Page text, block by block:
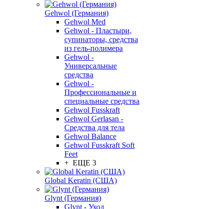
Gehwol (Германия)
Gehwol Med
Gehwol - Пластыри,
супинаторы, средства
из гель-полимера
Gehwol -
Универсальные
средства
Gehwol -
Профессиональные и
специальные средства
Gehwol Fusskraft
Gehwol Gerlasan -
Средства для тела
Gehwol Balance
Gehwol Fusskraft Soft
Feet
+ ЕЩЕ 3
Global Keratin (США)
Glynt (Германия)
Glynt - Уход